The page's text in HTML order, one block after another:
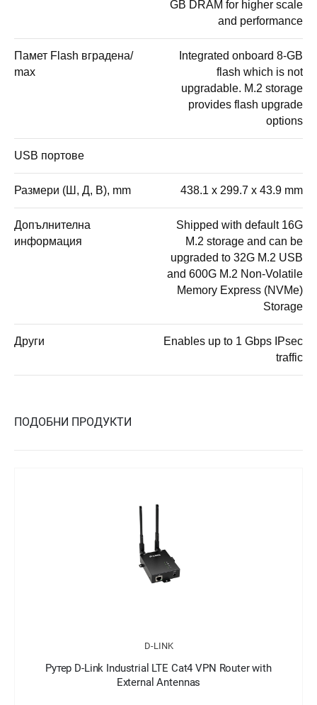
GB DRAM for higher scale
and performance
Памет Flash вградена/
mах
Integrated onboard 8-GB
flash which is not
upgradable. M.2 storage
provides flash upgrade
options
USB портове
Размери (Ш, Д, В), mm 438.1 x 299.7 x 43.9 mm
Допълнителна
информация
Shipped with default 16G
M.2 storage and can be
upgraded to 32G M.2 USB
and 600G M.2 Non-Volatile
Memory Express (NVMe)
Storage
Други
Enables up to 1 Gbps IPsec
traffic
ПОДОБНИ ПРОДУКТИ
Cat4 VPN Router with
Рутер D-Link 4G LTE